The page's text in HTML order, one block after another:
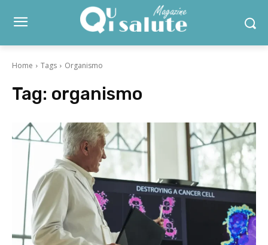
Home Tags Organismo
Tag: organismo